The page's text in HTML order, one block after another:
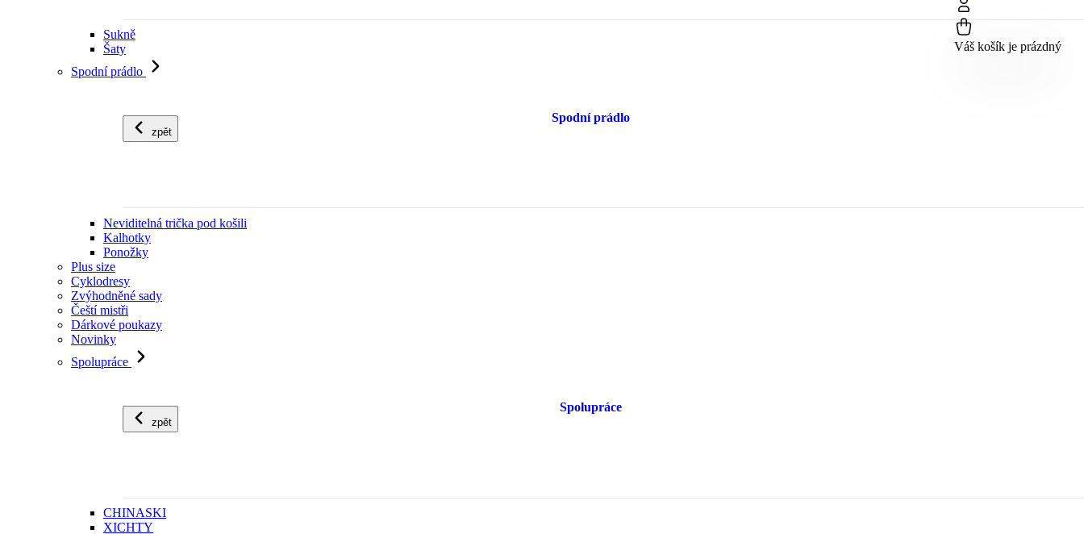
Sukně
Šaty
Spodní prádlo
zpět
Spodní prádlo
Neviditelná trička pod košili
Kalhotky
Ponožky
Plus size
Cyklodresy
Zvýhodněné sady
Čeští mistři
Dárkové poukazy
Novinky
Spolupráce
zpět
Spolupráce
CHINASKI
XICHTY
Váš košík je prázdný